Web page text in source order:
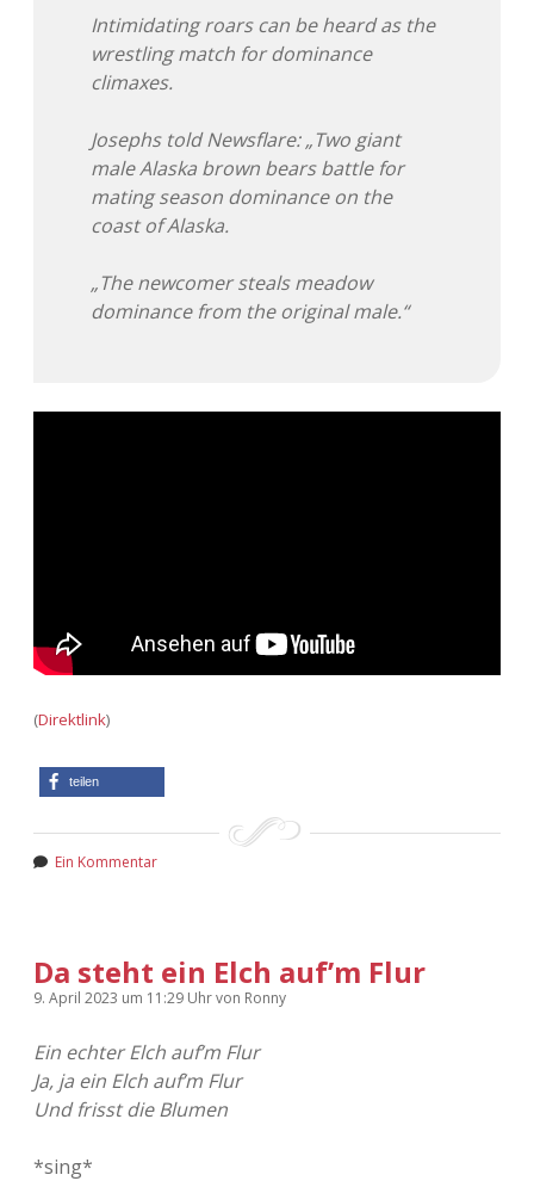
Intimidating roars can be heard as the
wrestling match for dominance
climaxes.
Josephs told Newsflare: „Two giant
male Alaska brown bears battle for
mating season dominance on the
coast of Alaska.
„The newcomer steals meadow
dominance from the original male.“
(Direktlink)
teilen
Ein Kommentar
Da steht ein Elch auf’m Flur
9. April 2023 um 11:29 Uhrvon Ronny
Ein echter Elch auf’m Flur
Ja, ja ein Elch auf’m Flur
Und frisst die Blumen
*sing*